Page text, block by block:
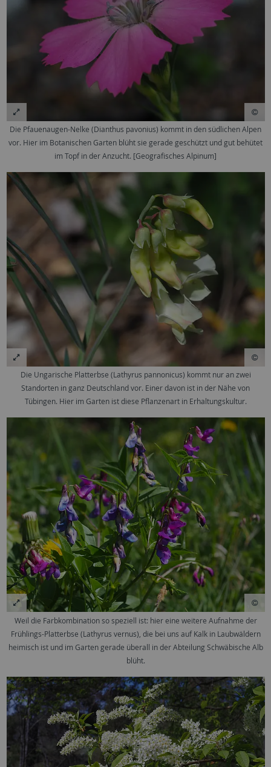
Die Pfauenaugen-Nelke (Dianthus pavonius) kommt in den südlichen Alpen
vor. Hier im Botanischen Garten blüht sie gerade geschützt und gut behütet
im Topf in der Anzucht. [Geografisches Alpinum]
Die Ungarische Platterbse (Lathyrus pannonicus) kommt nur an zwei
Standorten in ganz Deutschland vor. Einer davon ist in der Nähe von
Tübingen. Hier im Garten ist diese Pflanzenart in Erhaltungskultur.
Weil die Farbkombination so speziell ist: hier eine weitere Aufnahme der
Frühlings-Platterbse (Lathyrus vernus), die bei uns auf Kalk in Laubwäldern
heimisch ist und im Garten gerade überall in der Abteilung Schwäbische Alb
blüht.